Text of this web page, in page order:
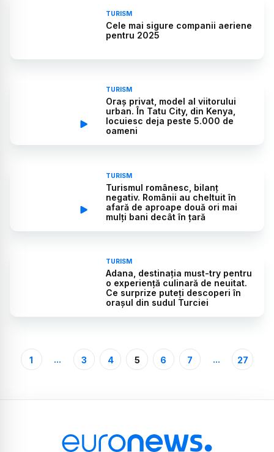
TURISM
Cele mai sigure companii aeriene
pentru 2025
TURISM
Oraș privat, model al viitorului
urban. În Tatu City, din Kenya,
locuiesc deja peste 5.000 de
oameni
TURISM
Turismul românesc, bilanț
negativ. Românii au cheltuit în
afară de aproape două ori mai
mulți bani decât în țară
TURISM
Adana, destinația must-try pentru
o experiență culinară de neuitat.
Ce surprize puteți descoperi în
orașul din sudul Turciei
1 ... 3 4 5 6 7 ... 27